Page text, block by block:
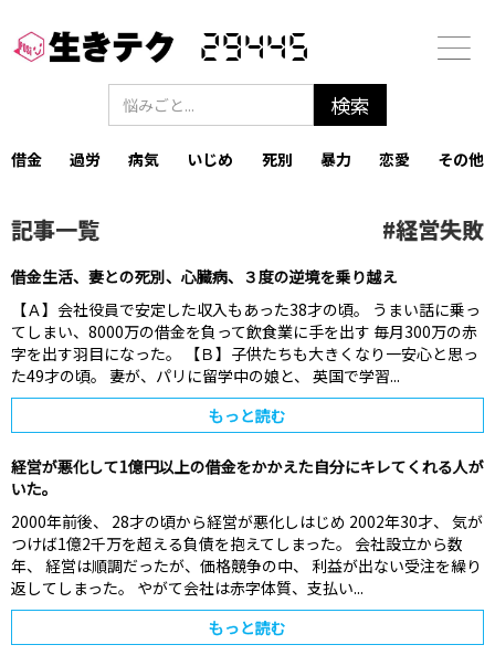
29445
借金 過労 病気 いじめ 死別 暴力 恋愛 その他
記事一覧 #経営失敗
借金生活、妻との死別、心臓病、３度の逆境を乗り越え
【Ａ】会社役員で安定した収入もあった38才の頃。 うまい話に乗っ
てしまい、8000万の借金を負って飲食業に手を出す 毎月300万の赤
字を出す羽目になった。 【Ｂ】子供たちも大きくなり一安心と思っ
た49才の頃。 妻が、パリに留学中の娘と、 英国で学習...
もっと読む
経営が悪化して1億円以上の借金をかかえた自分にキレてくれる人が
いた。
2000年前後、 28才の頃から経営が悪化しはじめ 2002年30才、 気が
つけば1億2千万を超える負債を抱えてしまった。 会社設立から数
年、 経営は順調だったが、価格競争の中、 利益が出ない受注を繰り
返してしまった。 やがて会社は赤字体質、支払い...
もっと読む